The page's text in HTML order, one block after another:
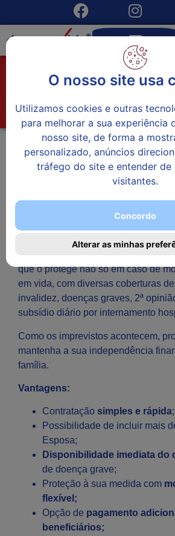
O nosso site usa
Utilizamos cookies e outras
para melhorar a sua experiência
nosso site, de forma a
personalizado, anúncios
tráfego do site e entender de
visitantes.
Concordo
Alterar as minhas
Seguro Vida
que o protege não só em caso de
em vida, com diversas coberturas
invalidez, doenças graves, 2ª
subsídio diário por internamento
Como os imprevistos acontecem,
mantenha a sua independência
família.
Vantagens:
Contratação simples e rápida;
Possibilidade de incluir mais
Esposa;
Disponibilidade imediata do
de doença grave;
Proteção à sua medida com
flexível;
Opção de pagamento
beneficiários;